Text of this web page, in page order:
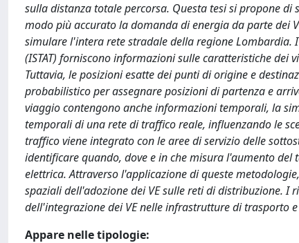
sulla distanza totale percorsa. Questa tesi si propone
modo più accurato la domanda di energia da parte dei
simulare l'intera rete stradale della regione
(ISTAT) forniscono informazioni sulle caratteristiche dei
Tuttavia, le posizioni esatte dei punti di origine e
probabilistico per assegnare posizioni di partenza e
viaggio contengono anche informazioni temporali, la
temporali di una rete di traffico reale, influenzando le
traffico viene integrato con le aree di servizio delle
identificare quando, dove e in che misura l'aumento
elettrica. Attraverso l'applicazione di queste
spaziali dell'adozione dei VE sulle reti di distribuzione.
dell'integrazione dei VE nelle infrastrutture di trasporto
Appare nelle tipologie: